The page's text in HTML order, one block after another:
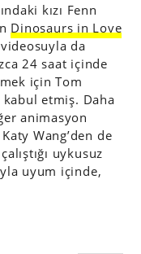
kızı Fenn
Dinosaurs in Love
da
24 saat içinde
için Tom
etmiş. Daha
animasyon
Wang’den de
uykusuz
uyum içinde,